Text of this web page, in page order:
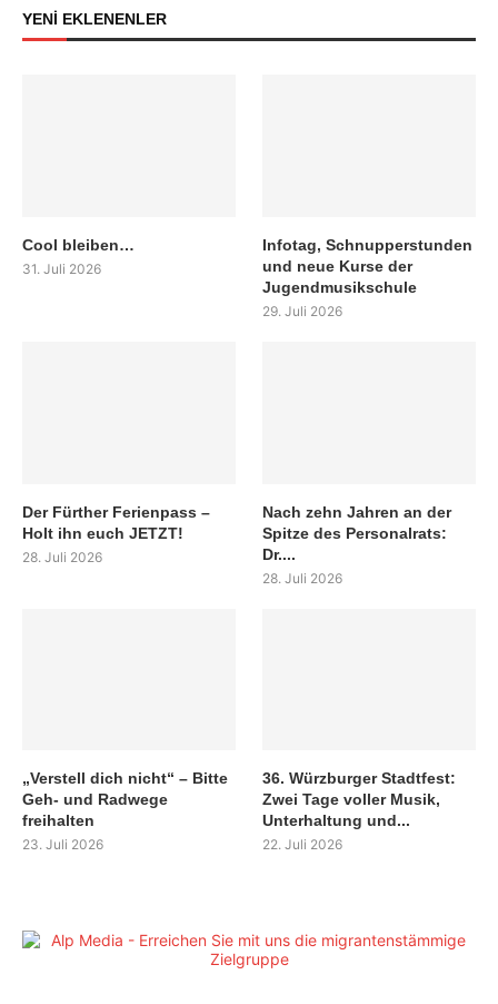
YENİ EKLENENLER
Cool bleiben…
31. Juli 2026
Infotag, Schnupperstunden
und neue Kurse der
Jugendmusikschule
29. Juli 2026
Der Fürther Ferienpass –
Holt ihn euch JETZT!
28. Juli 2026
Nach zehn Jahren an der
Spitze des Personalrats:
Dr....
28. Juli 2026
„Verstell dich nicht“ – Bitte
Geh- und Radwege
freihalten
23. Juli 2026
36. Würzburger Stadtfest:
Zwei Tage voller Musik,
Unterhaltung und...
22. Juli 2026